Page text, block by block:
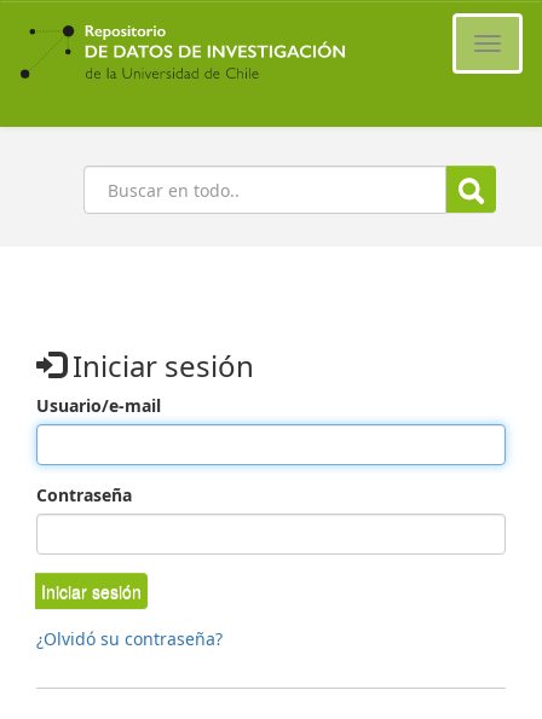
Ir
contenido
principal
Buscar
Iniciar sesión
Usuario/e-mail
Contraseña
Iniciar sesión
¿Olvidó su contraseña?